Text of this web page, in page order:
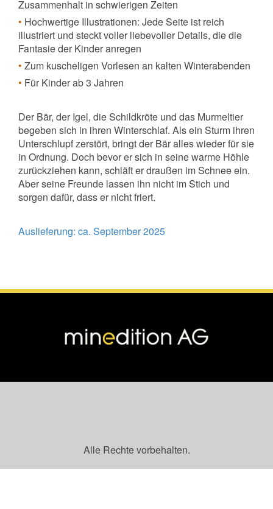
Zusammenhalt in schwierigen Zeiten
• Hochwertige Illustrationen: Jede Seite ist reich
illustriert und steckt voller liebevoller Details, die die
Fantasie der Kinder anregen
• Zum kuscheligen Vorlesen an kalten Winterabenden
• Für Kinder ab 3 Jahren
Der Bär, der Igel, die Schildkröte und das Murmeltier
begeben sich in ihren Winterschlaf. Als ein Sturm ihren
Unterschlupf zerstört, bringt der Bär alles wieder für sie
in Ordnung. Doch bevor er sich in seine warme Höhle
zurückziehen kann, schläft er draußen im Schnee ein.
Aber seine Freunde lassen ihn nicht im Stich und
sorgen dafür, dass er nicht friert.
Auslieferung: ca. September 2025
Alle Rechte vorbehalten.